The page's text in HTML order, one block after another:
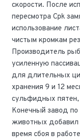
скорости. После
пересмотра Cpk
использование
чистым кромкам
Производитель
усиленную
для длительных
хранения 9 и 12
сульфидных пятен,
Конечный завод
животных добавил
время сбоя в